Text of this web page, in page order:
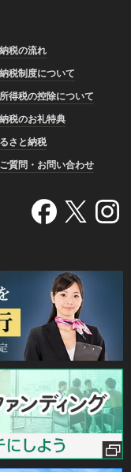
税の流れ
税制度について
得税の控除について
税のお礼特典
さと納税
質問・お問い合わせ